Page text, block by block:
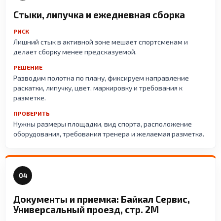
Стыки, липучка и ежедневная сборка
РИСК
Лишний стык в активной зоне мешает спортсменам и
делает сборку менее предсказуемой.
РЕШЕНИЕ
Разводим полотна по плану, фиксируем направление
раскатки, липучку, цвет, маркировку и требования к
разметке.
ПРОВЕРИТЬ
Нужны размеры площадки, вид спорта, расположение
оборудования, требования тренера и желаемая разметка.
04
Документы и приемка: Байкал Сервис,
Универсальный проезд, стр. 2М